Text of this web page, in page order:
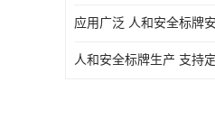
应用广泛 人和安全标牌